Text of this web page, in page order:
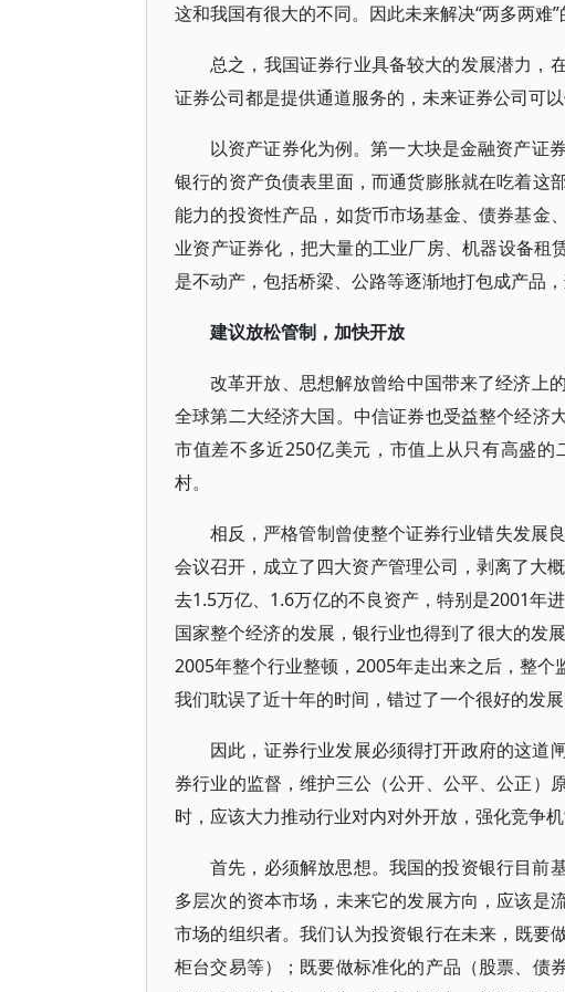
这和我国有很大的不同。因此未来解决“两多两难
总之，我国证券行业具备较大的发展潜力，
证券公司都是提供通道服务的，未来证券公司可以
以资产证券化为例。第一大块是金融资产证
银行的资产负债表里面，而通货膨胀就在吃着这
能力的投资性产品，如货币市场基金、债券基金
业资产证券化，把大量的工业厂房、机器设备
是不动产，包括桥梁、公路等逐渐地打包成产品
建议放松管制，加快开放
改革开放、思想解放曾给中国带来了经济上
全球第二大经济大国。中信证券也受益整个经济
市值差不多近250亿美元，市值上从只有高盛
村。
相反，严格管制曾使整个证券行业错失发展
会议召开，成立了四大资产管理公司，剥离了大
去1.5万亿、1.6万亿的不良资产，特别是2001年
国家整个经济的发展，银行业也得到了很大的发
2005年整个行业整顿，2005年走出来之后，整个
我们耽误了近十年的时间，错过了一个很好的发展
因此，证券行业发展必须得打开政府的这道
券行业的监督，维护三公（公开、公平、公正）
时，应该大力推动行业对内对外开放，强化竞争机
首先，必须解放思想。我国的投资银行目前
多层次的资本市场，未来它的发展方向，应该是
市场的组织者。我们认为投资银行在未来，既要
柜台交易等）；既要做标准化的产品（股票、债